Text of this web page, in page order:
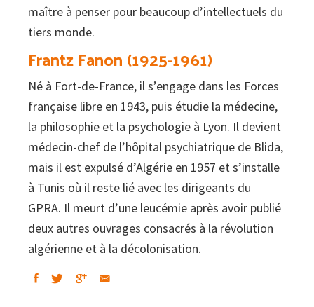
maître à penser pour beaucoup d’intellectuels du
tiers monde.
Frantz Fanon (1925-1961)
Né à Fort-de-France, il s’engage dans les Forces
française libre en 1943, puis étudie la médecine,
la philosophie et la psychologie à Lyon. Il devient
médecin-chef de l’hôpital psychiatrique de Blida,
mais il est expulsé d’Algérie en 1957 et s’installe
à Tunis où il reste lié avec les dirigeants du
GPRA. Il meurt d’une leucémie après avoir publié
deux autres ouvrages consacrés à la révolution
algérienne et à la décolonisation.